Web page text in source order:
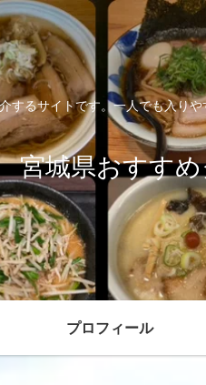
するサイトです。一人でも入り
宮城県おすす
プロフィール